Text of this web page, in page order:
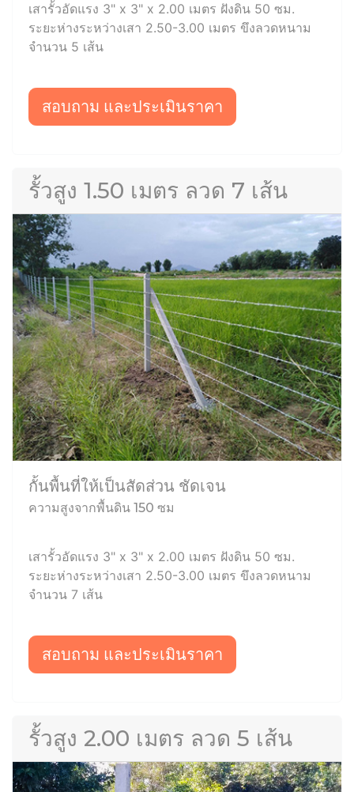
เสารั้วอัดแรง 3" x 3" x 2.00 เมตร ฝังดิน 50 ซม.
ระยะห่างระหว่างเสา 2.50-3.00 เมตร ขึงลวดหนาม
จำนวน 5 เส้น
สอบถาม และประเมินราคา
รั้วสูง 1.50 เมตร ลวด 7 เส้น
กั้นพื้นที่ให้เป็นสัดส่วน ชัดเจน
ความสูงจากพื้นดิน 150 ซม
เสารั้วอัดแรง 3" x 3" x 2.00 เมตร ฝังดิน 50 ซม.
ระยะห่างระหว่างเสา 2.50-3.00 เมตร ขึงลวดหนาม
จำนวน 7 เส้น
สอบถาม และประเมินราคา
รั้วสูง 2.00 เมตร ลวด 5 เส้น